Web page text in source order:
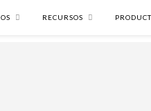
RECURSOS